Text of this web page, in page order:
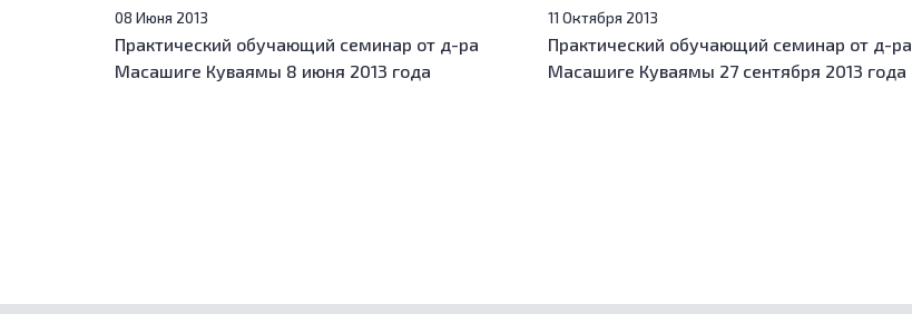
08 Июня 2013
Практический обучающий семинар от д-ра
Масашиге Куваямы 8 июня 2013 года
11 Октября 2013
Практический обучающий семинар от д-ра
Масашиге Куваямы 27 сентября 2013 года